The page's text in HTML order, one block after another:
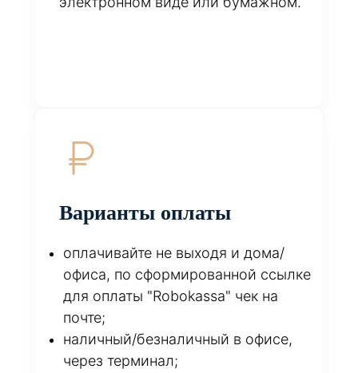
Варианты оплаты
оплачивайте не выходя и дома/
офиса, по сформированной ссылке
для оплаты "Robokassa" чек на
почте;
наличный/безналичный в офисе,
через терминал;